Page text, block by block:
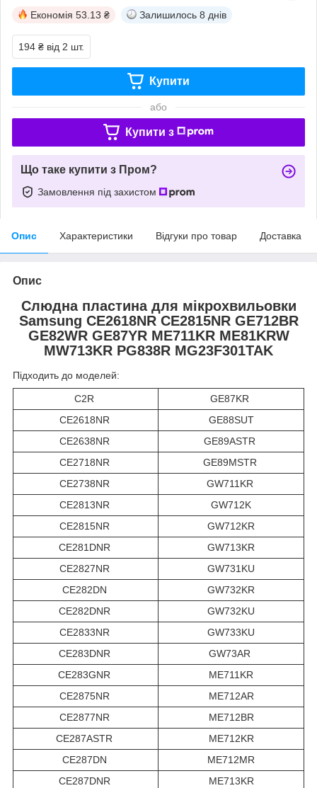
Економія 53.13 ₴ Залишилось 8 днів
194 ₴ від 2 шт.
Купити
або
Купити з
Що таке купити з Пром?
Замовлення під захистом
Опис Характеристики Відгуки про товар Доставка
Опис
Слюдна пластина для мікрохвильовки
Samsung CE2618NR CE2815NR GE712BR
GE82WR GE87YR ME711KR ME81KRW
MW713KR PG838R MG23F301TAK
Підходить до моделей:
C2R
GE87KR
CE2618NR
GE88SUT
CE2638NR
GE89ASTR
CE2718NR
GE89MSTR
CE2738NR
GW711KR
CE2813NR
GW712K
CE2815NR
GW712KR
CE281DNR
GW713KR
CE2827NR
GW731KU
CE282DN
GW732KR
CE282DNR
GW732KU
CE2833NR
GW733KU
CE283DNR
GW73AR
CE283GNR
ME711KR
CE2875NR
ME712AR
CE2877NR
ME712BR
CE287ASTR
ME712KR
CE287DN
ME712MR
CE287DNR
ME713KR